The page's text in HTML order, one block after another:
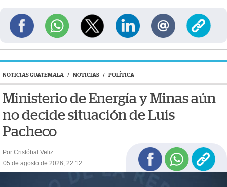
NOTICIAS GUATEMALA / NOTICIAS / POLÍTICA
Ministerio de Energía y Minas aún
no decide situación de Luis
Pacheco
Por Cristóbal Veliz
05 de agosto de 2026, 22:12